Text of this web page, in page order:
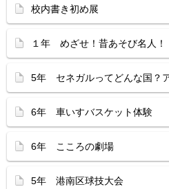
校内書き初め展
１年 めざせ！昔あそび名人！
5年 セネガルってどんな国？
6年 車いすバスケット体験
6年 こころの劇場
5年 港南区球技大会